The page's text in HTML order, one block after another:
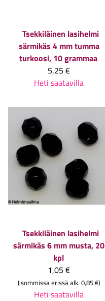
Tsekkiläinen lasihelmi
särmikäs 4 mm tumma
turkoosi, 10 grammaa
5,25 €
Heti saatavilla
Tsekkiläinen lasihelmi
särmikäs 6 mm musta, 20
kpl
1,05 €
(isommissa erissä alk. 0,85 €)
Heti saatavilla